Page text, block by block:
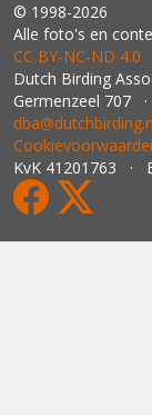
© 1998-2026
Alle foto's en
CC BY‑NC‑ND 4.0
Dutch Birding
Germenzeel 707
KvK 41201763 ·